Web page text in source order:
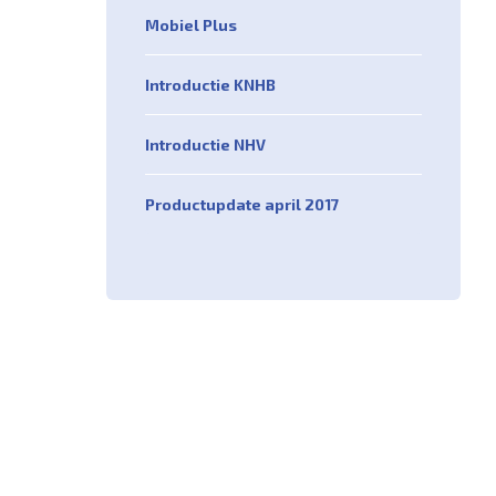
Mobiel Plus
Introductie KNHB
Introductie NHV
Productupdate april 2017